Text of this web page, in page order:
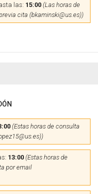
las: 15:00 (Las horas de
cita (bkaminski@us.es))
(Estas horas de consulta
13:00 (Estas horas de
por email